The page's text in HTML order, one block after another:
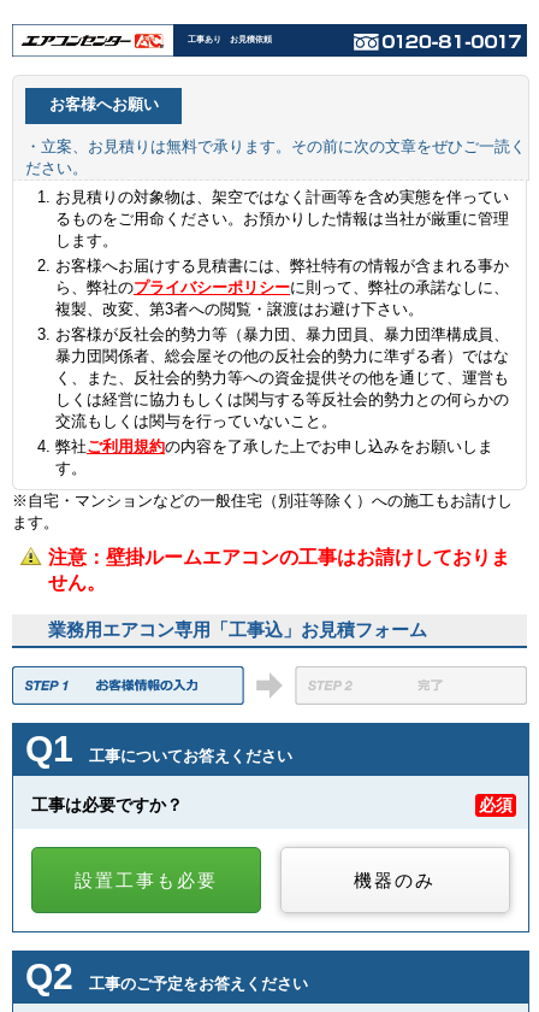
工事あり お見積依頼
お客様へお願い
・立案、お見積りは無料で承ります。その前に次の文章をぜひご一読く
ださい。
お見積りの対象物は、架空ではなく計画等を含め実態を伴ってい
るものをご用命ください。お預かりした情報は当社が厳重に管理
します。
お客様へお届けする見積書には、弊社特有の情報が含まれる事か
ら、弊社のプライバシーポリシーに則って、弊社の承諾なしに、
複製、改変、第3者への閲覧・譲渡はお避け下さい。
お客様が反社会的勢力等（暴力団、暴力団員、暴力団準構成員、
暴力団関係者、総会屋その他の反社会的勢力に準ずる者）ではな
く、また、反社会的勢力等への資金提供その他を通じて、運営も
しくは経営に協力もしくは関与する等反社会的勢力との何らかの
交流もしくは関与を行っていないこと。
弊社ご利用規約の内容を了承した上でお申し込みをお願いしま
す。
※自宅・マンションなどの一般住宅（別荘等除く）への施工もお請けし
ます。
注意：壁掛ルームエアコンの工事はお請けしておりま
せん。
業務用エアコン専用「工事込」お見積フォーム
Q1 工事についてお答えください
工事は必要ですか？ 必須
設置工事も必要 機器のみ
Q2 工事のご予定をお答えください